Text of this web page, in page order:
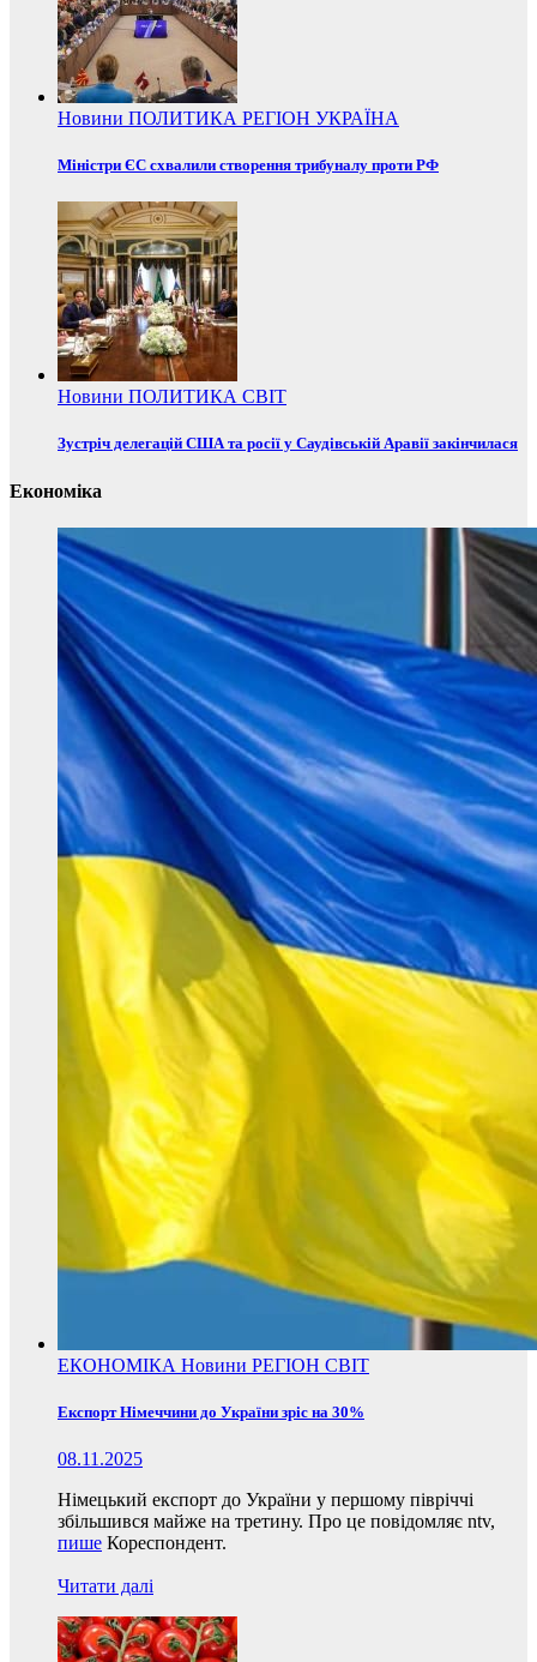
Новини ПОЛИТИКА РЕГІОН УКРАЇНА
Міністри ЄС схвалили створення трибуналу проти РФ
Новини ПОЛИТИКА СВІТ
Зустріч делегацій США та росії у Саудівській Аравії закінчилася
Економіка
ЕКОНОМІКА Новини РЕГІОН СВІТ
Експорт Німеччини до України зріс на 30%
08.11.2025
Німецький експорт до України у першому півріччі
збільшився майже на третину. Про це повідомляє ntv,
пише Кореспондент.
Читати далі